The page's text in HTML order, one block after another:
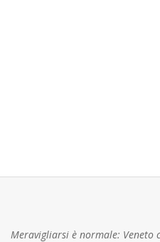
Meravigliarsi è normale: Veneto